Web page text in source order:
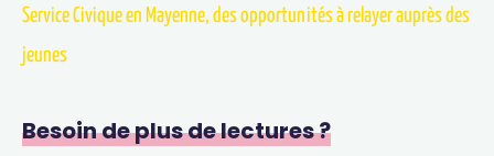
Service Civique en Mayenne, des opportunités à relayer auprès des
jeunes
Besoin de plus de lectures ?